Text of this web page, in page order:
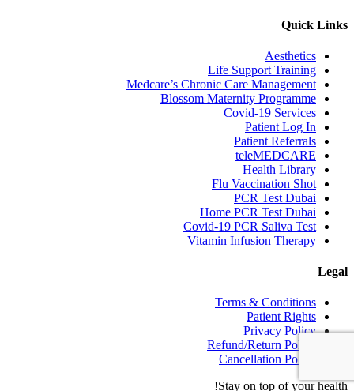
Quick Links
Aesthetics
Life Support Training
Medcare’s Chronic Care Management
Blossom Maternity Programme
Covid-19 Services
Patient Log In
Patient Referrals
teleMEDCARE
Health Library
Flu Vaccination Shot
PCR Test Dubai
Home PCR Test Dubai
Covid-19 PCR Saliva Test
Vitamin Infusion Therapy
Legal
Terms & Conditions
Patient Rights
Privacy Policy
Refund/Return Policy
Cancellation Policy
Stay on top of your health!